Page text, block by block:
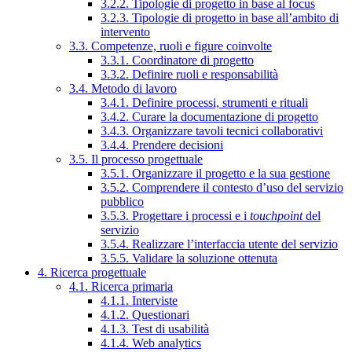
3.2.2. Tipologie di progetto in base al focus
3.2.3. Tipologie di progetto in base all’ambito di
intervento
3.3. Competenze, ruoli e figure coinvolte
3.3.1. Coordinatore di progetto
3.3.2. Definire ruoli e responsabilità
3.4. Metodo di lavoro
3.4.1. Definire processi, strumenti e rituali
3.4.2. Curare la documentazione di progetto
3.4.3. Organizzare tavoli tecnici collaborativi
3.4.4. Prendere decisioni
3.5. Il processo progettuale
3.5.1. Organizzare il progetto e la sua gestione
3.5.2. Comprendere il contesto d’uso del servizio
pubblico
3.5.3. Progettare i processi e i touchpointdel
servizio
3.5.4. Realizzare l’interfaccia utente del servizio
3.5.5. Validare la soluzione ottenuta
4. Ricerca progettuale
4.1. Ricerca primaria
4.1.1. Interviste
4.1.2. Questionari
4.1.3. Test di usabilità
4.1.4. Web analytics